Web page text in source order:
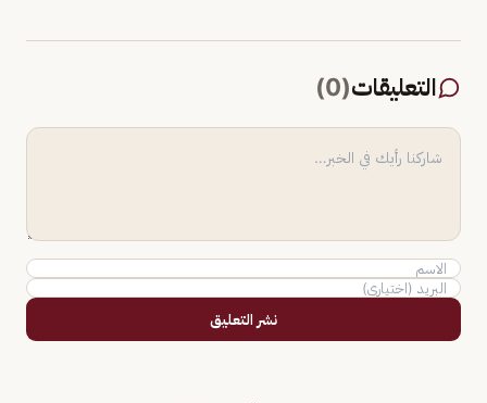
التعليقات(
0
)
نشر التعليق